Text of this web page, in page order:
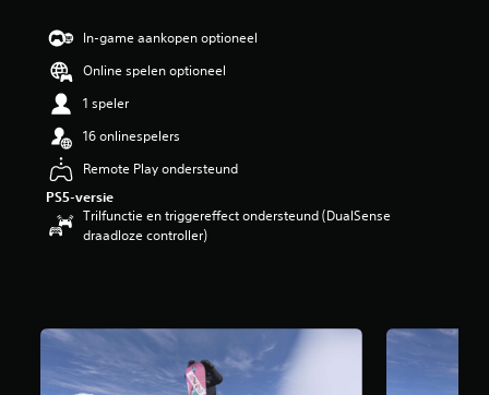
e
n
In-game aankopen optioneel
Online spelen optioneel
1 speler
16 onlinespelers
Remote Play ondersteund
PS5-versie
Trilfunctie en triggereffect ondersteund (DualSense
draadloze controller)